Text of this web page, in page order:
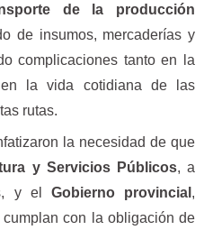
de la producción
de insumos, mercaderías y
complicaciones tanto en la
en la vida cotidiana de las
rutas.
la necesidad de que
y Servicios Públicos, a
y el Gobierno provincial ,
con la obligación de